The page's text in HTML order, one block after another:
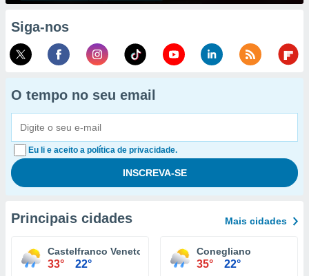
Siga-nos
O tempo no seu email
Eu li e aceito a política de privacidade.
Principais cidades Mais cidades
Castelfranco Veneto
33° 22°
Conegliano
35° 22°